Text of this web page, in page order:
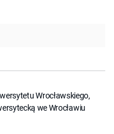
Wrocławskiego,
we Wrocławiu